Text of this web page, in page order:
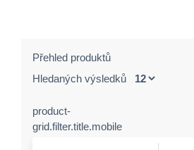
Přehled produktů
Hledaných výsledků
product-
grid.filter.title.mobile